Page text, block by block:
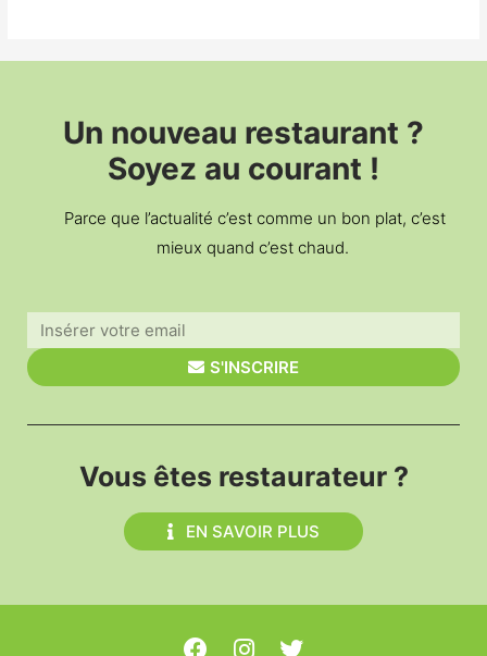
Un nouveau restaurant ?
Soyez au courant !
Parce que l’actualité c’est comme un bon plat, c’est
mieux quand c’est chaud.
S'INSCRIRE
Vous êtes restaurateur ?
EN SAVOIR PLUS